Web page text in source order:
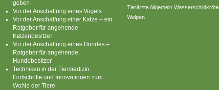
geben
Vor der Anschaffung eines Vogels
Vor der Anschaffung einer Katze – ein
Ratgeber für angehende
Katzenbesitzer
Vor der Anschaffung eines Hundes –
Ratgeber für angehende
Hundebesitzer
Techniken in der Tiermedizin:
Fortschritte und Innovationen zum
Wohle der Tiere
Tierärzte Allgemein
Welpen